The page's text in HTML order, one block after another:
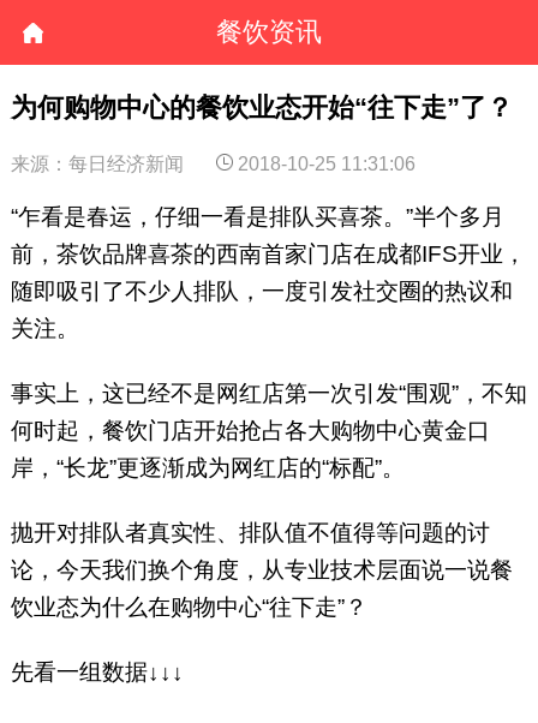
餐饮资讯
为何购物中心的餐饮业态开始“往下走”了？
来源：每日经济新闻 2018-10-25 11:31:06
“乍看是春运，仔细一看是排队买喜茶。”半个多月
前，茶饮品牌喜茶的西南首家门店在成都IFS开业，
随即吸引了不少人排队，一度引发社交圈的热议和
关注。
事实上，这已经不是网红店第一次引发“围观”，不知
何时起，餐饮门店开始抢占各大购物中心黄金口
岸，“长龙”更逐渐成为网红店的“标配”。
抛开对排队者真实性、排队值不值得等问题的讨
论，今天我们换个角度，从专业技术层面说一说餐
饮业态为什么在购物中心“往下走”？
先看一组数据↓↓↓